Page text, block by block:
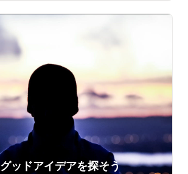
グッドアイデアを探そう